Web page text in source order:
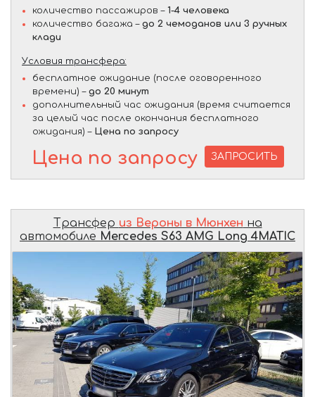
количество пассажиров – 1-4 человека
количество багажа – до 2 чемоданов или 3 ручных
клади
Условия трансфера:
бесплатное ожидание (после оговоренного
времени) – до 20 минут
дополнительный час ожидания (время считается
за целый час после окончания бесплатного
ожидания) – Цена по запросу
Цена по запросу ЗАПРОСИТЬ
Трансфер из Вероны в Мюнхен на
автомобиле Mercedes S63 AMG Long 4MATIC